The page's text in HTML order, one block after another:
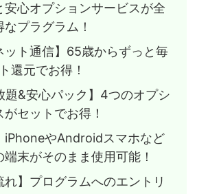
安心オプションサービスが全
プラグラム！
ット通信】65歳からずっと毎
還元でお得！
題&安心パック】4つのオプシ
がセットでお得！
iPhoneやAndroidスマホなど
末がそのまま使用可能！
れ】プログラムへのエントリ